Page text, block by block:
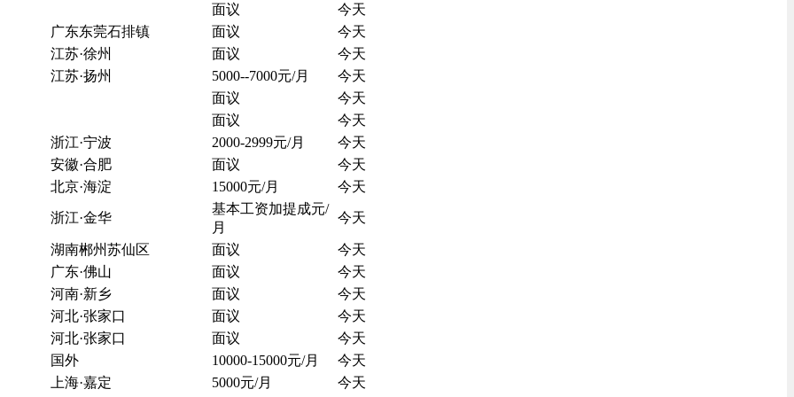
面议
今天
广东东莞石排镇
面议
今天
江苏·徐州
面议
今天
江苏·扬州
5000--7000元/月
今天
面议
今天
面议
今天
浙江·宁波
2000-2999元/月
今天
安徽·合肥
面议
今天
北京·海淀
15000元/月 今天
浙江·金华
基本工资加提成元/
月
今天
湖南郴州苏仙区 面议
今天
广东·佛山
面议
今天
河南·新乡
面议
今天
河北·张家口
面议
今天
河北·张家口
面议
今天
国外
10000-15000元/月
今天
上海·嘉定
5000元/月
今天